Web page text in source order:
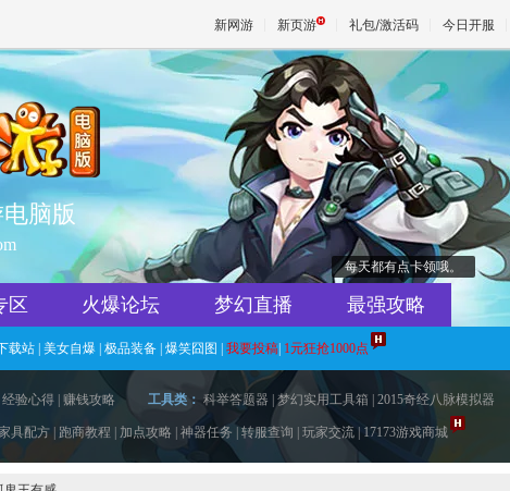
新网游 新页游 礼包/激活码 今日开服
脑版
区 火爆论坛 梦幻直播
每天都有点卡领哦。
最强攻略
载站 美女自爆 极品装备 爆笑囧图 我要投稿 1元狂抢1000点
经验心得 赚钱攻略 工具类： 科举答题器 梦幻实用工具箱 2015奇经八脉模拟器
具配方 跑商教程 加点攻略 神器任务 转服查询 玩家交流 17173游戏商城